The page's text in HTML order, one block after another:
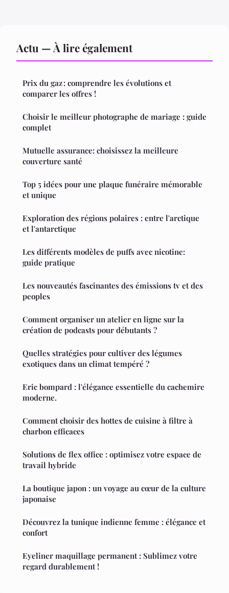
Actu — À lire également
Prix du gaz : comprendre les évolutions et
comparer les offres !
Choisir le meilleur photographe de mariage : guide
complet
Mutuelle assurance: choisissez la meilleure
couverture santé
Top 5 idées pour une plaque funéraire mémorable
et unique
Exploration des régions polaires : entre l'arctique
et l'antarctique
Les différents modèles de puffs avec nicotine:
guide pratique
Les nouveautés fascinantes des émissions tv et des
peoples
Comment organiser un atelier en ligne sur la
création de podcasts pour débutants ?
Quelles stratégies pour cultiver des légumes
exotiques dans un climat tempéré ?
Eric bompard : l'élégance essentielle du cachemire
moderne.
Comment choisir des hottes de cuisine à filtre à
charbon efficaces
Solutions de flex office : optimisez votre espace de
travail hybride
La boutique japon : un voyage au cœur de la culture
japonaise
Découvrez la tunique indienne femme : élégance et
confort
Eyeliner maquillage permanent : Sublimez votre
regard durablement !